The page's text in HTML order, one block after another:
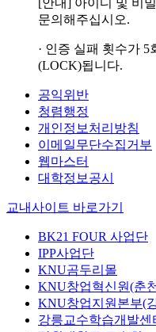
[안내] 아이디 및 비
문의해주십시오.
· 인증 실패 횟수가 5
(LOCK)됩니다.
공익위반
청렴행정
개인정보처리방침
이메일무단수집거부
웹마스터
대학정보공시
교내사이트 바로가기
BK21 FOUR 사업단
IPP사업단
KNU곰두리몰
KNU창업혁신원(춘
KNU창업지원본부(
강릉교수학습개발센